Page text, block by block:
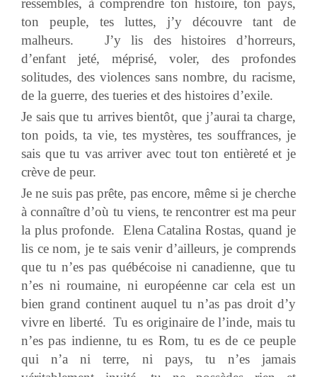
ressembles, à comprendre ton histoire, ton pays,
ton peuple, tes luttes, j’y découvre tant de
malheurs. J’y lis des histoires d’horreurs,
d’enfant jeté, méprisé, voler, des profondes
solitudes, des violences sans nombre, du racisme,
de la guerre, des tueries et des histoires d’exile.
Je sais que tu arrives bientôt, que j’aurai ta charge,
ton poids, ta vie, tes mystères, tes souffrances, je
sais que tu vas arriver avec tout ton entièreté et je
crève de peur.
Je ne suis pas prête, pas encore, même si je cherche
à connaître d’où tu viens, te rencontrer est ma peur
la plus profonde. Elena Catalina Rostas, quand je
lis ce nom, je te sais venir d’ailleurs, je comprends
que tu n’es pas québécoise ni canadienne, que tu
n’es ni roumaine, ni européenne car cela est un
bien grand continent auquel tu n’as pas droit d’y
vivre en liberté. Tu es originaire de l’inde, mais tu
n’es pas indienne, tu es Rom, tu es de ce peuple
qui n’a ni terre, ni pays, tu n’es jamais